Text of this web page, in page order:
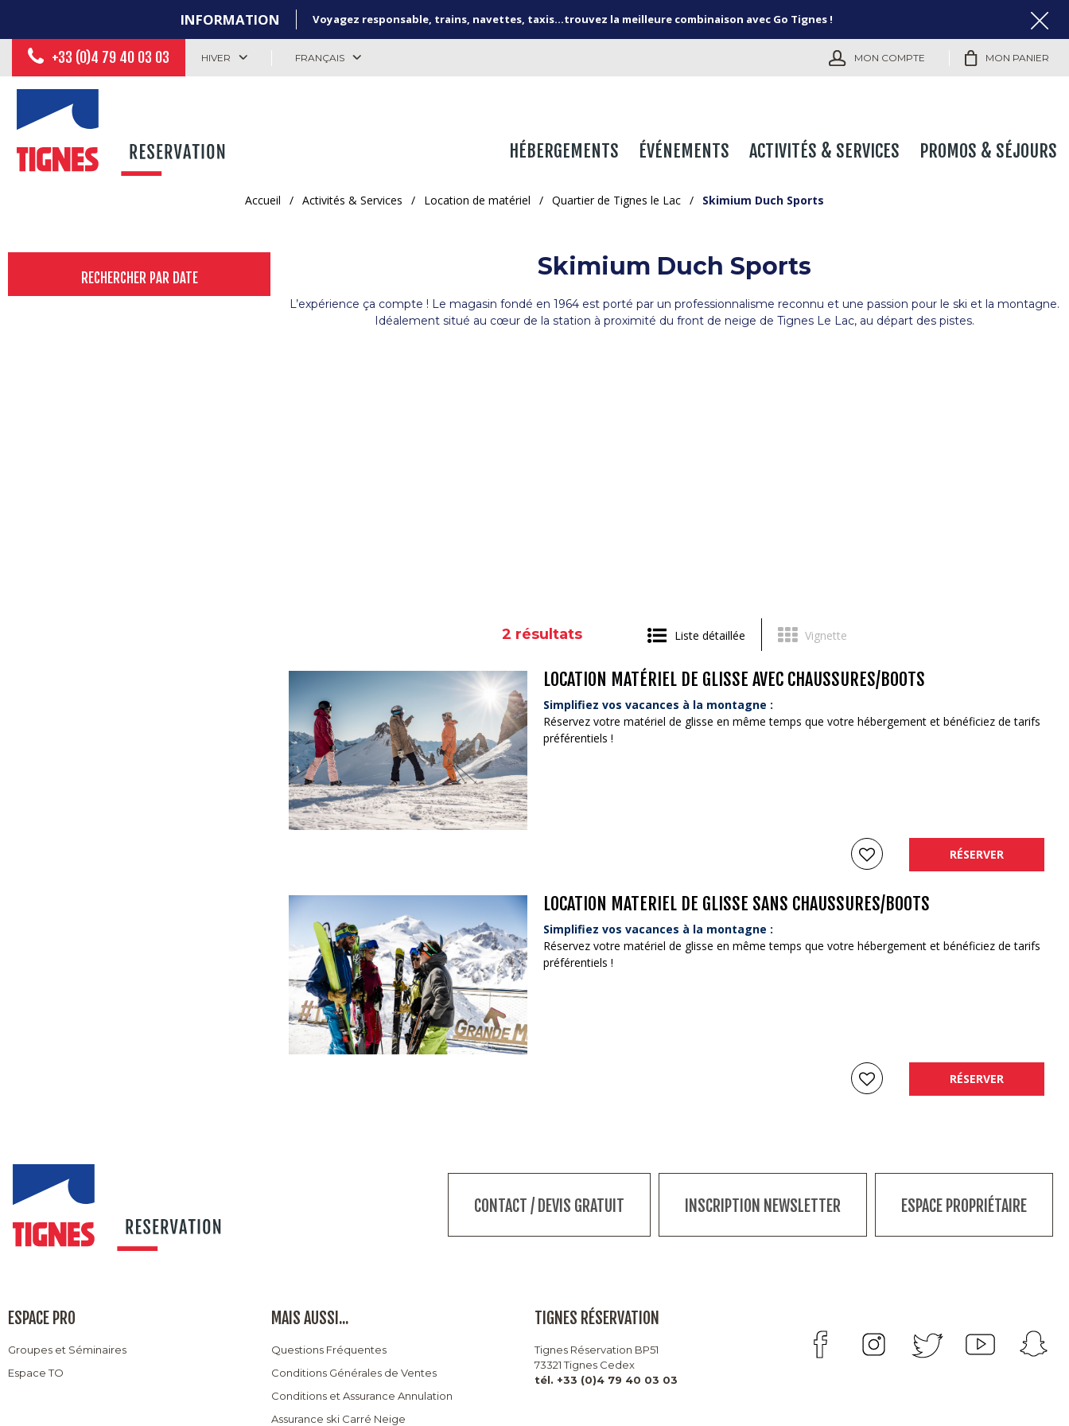
INFORMATION Voyagez responsable, trains, navettes, taxis...trouvez la meilleure combinaison avec Go Tignes !
+33 (0)4 79 40 03 03 HIVER FRANÇAIS MON COMPTE MON PANIER
HÉBERGEMENTS ÉVÉNEMENTS ACTIVITÉS & SERVICES PROMOS & SÉJOURS
Accueil / Activités & Services / Location de matériel / Quartier de Tignes le Lac / Skimium Duch Sports
RECHERCHER PAR DATE Skimium Duch Sports
L’expérience ça compte ! Le magasin fondé en 1964 est porté par un professionnalisme reconnu et une passion pour le ski et la montagne.
Idéalement situé au cœur de la station à proximité du front de neige de Tignes Le Lac, au départ des pistes.
Liste détaillée Vignette
2 résultats
LOCATION MATÉRIEL DE GLISSE AVEC CHAUSSURES/BOOTS
Simplifiez vos vacances à la montagne :
Réservez votre matériel de glisse en même temps que votre hébergement et bénéficiez de tarifs
préférentiels !
RÉSERVER
LOCATION MATERIEL DE GLISSE SANS CHAUSSURES/BOOTS
Simplifiez vos vacances à la montagne :
Réservez votre matériel de glisse en même temps que votre hébergement et bénéficiez de tarifs
préférentiels !
RÉSERVER
CONTACT / DEVIS GRATUIT INSCRIPTION NEWSLETTER ESPACE PROPRIÉTAIRE
ESPACE PRO
Groupes et Séminaires
Espace TO
MAIS AUSSI...
Questions Fréquentes
Conditions Générales de Ventes
Conditions et Assurance Annulation
Assurance ski Carré Neige
TIGNES RÉSERVATION
Tignes Réservation BP51
73321 Tignes Cedex
tél. +33 (0)4 79 40 03 03